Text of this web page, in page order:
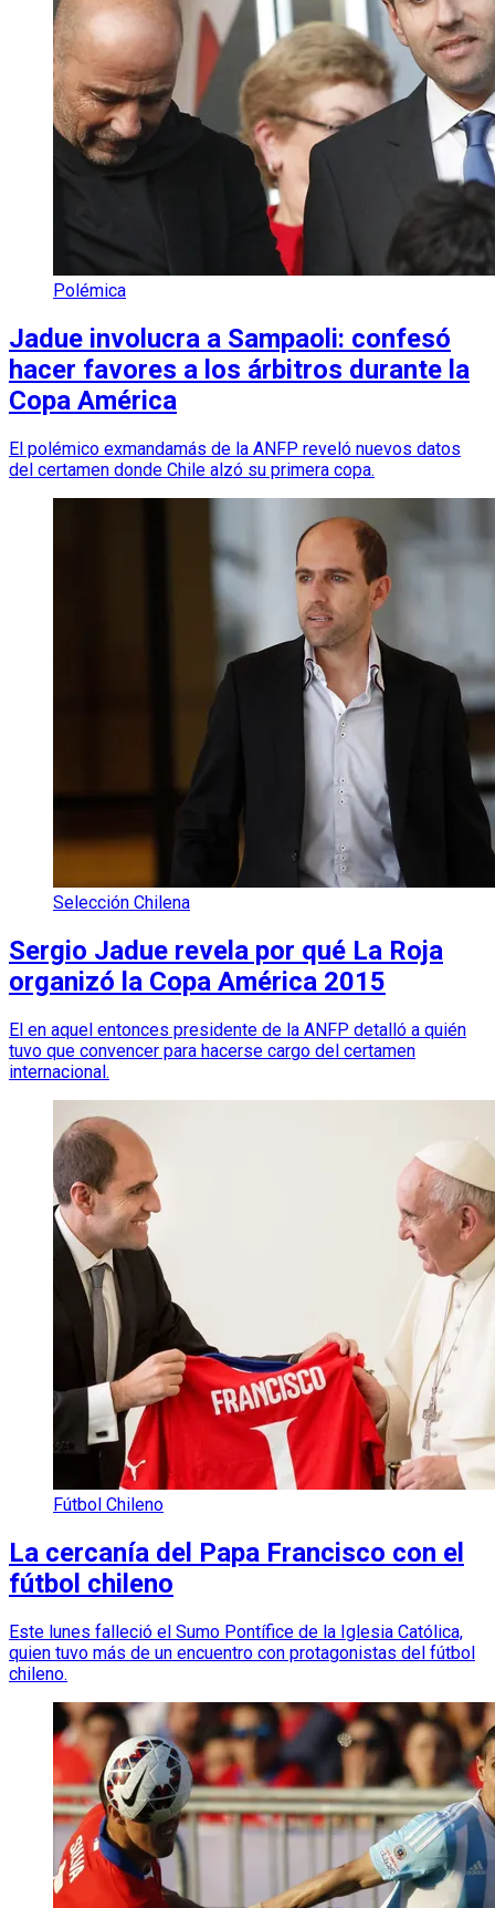
Polémica
Jadue involucra a Sampaoli: confesó
hacer favores a los árbitros durante la
Copa América
El polémico exmandamás de la ANFP reveló nuevos datos
del certamen donde Chile alzó su primera copa.
Selección Chilena
Sergio Jadue revela por qué La Roja
organizó la Copa América 2015
El en aquel entonces presidente de la ANFP detalló a quién
tuvo que convencer para hacerse cargo del certamen
internacional.
Fútbol Chileno
La cercanía del Papa Francisco con el
fútbol chileno
Este lunes falleció el Sumo Pontífice de la Iglesia Católica,
quien tuvo más de un encuentro con protagonistas del fútbol
chileno.